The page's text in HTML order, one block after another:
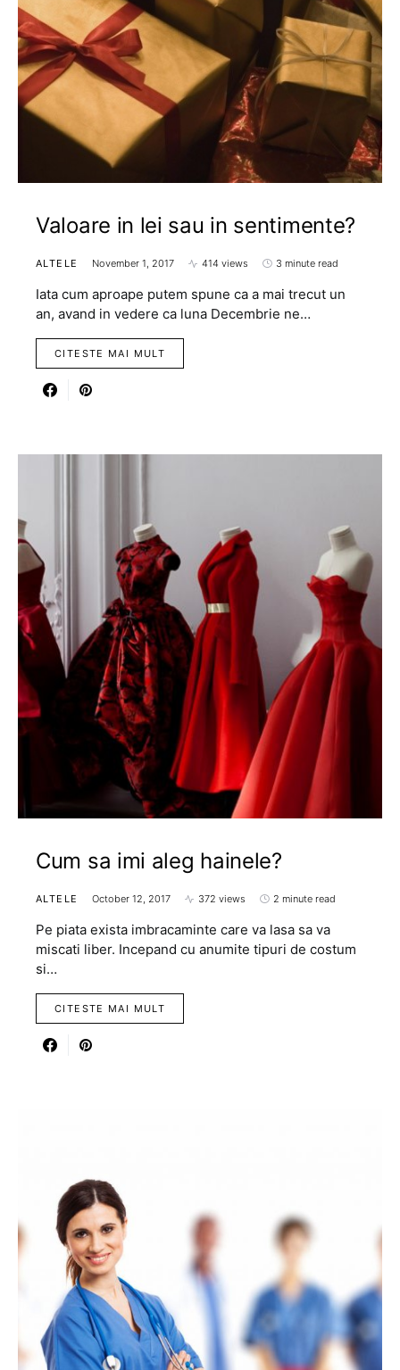
Valoare in lei sau in sentimente?
ALTELE November 1, 2017 414 views 3 minute read
Iata cum aproape putem spune ca a mai trecut un
an, avand in vedere ca luna Decembrie ne…
CITESTE MAI MULT
Cum sa imi aleg hainele?
ALTELE October 12, 2017 372 views 2 minute read
Pe piata exista imbracaminte care va lasa sa va
miscati liber. Incepand cu anumite tipuri de costum
si…
CITESTE MAI MULT